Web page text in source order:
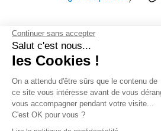
Continuer sans accepter
Salut c'est nous...
les Cookies !
On a attendu d'être sûrs que le contenu de
ce site vous intéresse avant de vous
vous accompagner pendant votre visite...
C'est OK pour vous ?